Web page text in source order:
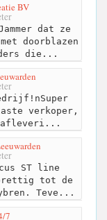
BV
dat ze
doorblazen
die...
verkoper,
afleveri...
ST line
tot de
Teve...
7